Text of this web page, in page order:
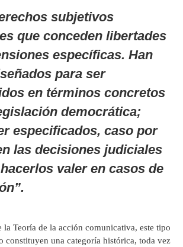
subjetivos
que conceden libertades
específicas. Han
para ser
en términos concretos
democrática;
especificados, caso por
las decisiones judiciales
valer en casos de
la Teoría de la acción comunicativa, este tipo
constituyen una categoría histórica, toda vez